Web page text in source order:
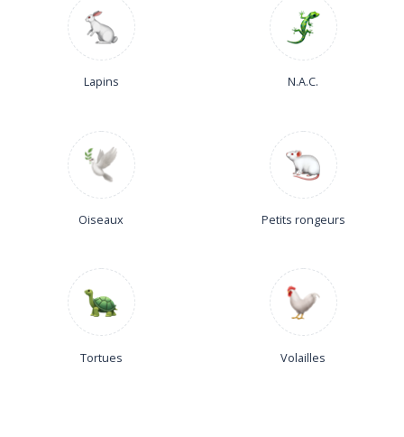
Lapins N.A.C.
Oiseaux Petits rongeurs
Tortues Volailles